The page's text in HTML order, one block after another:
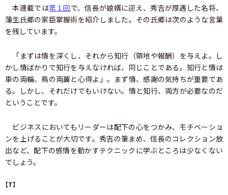
本連載では第１回で、信長が娘婿に迎え、秀吉が厚遇した名将、
蒲生氏郷の家臣掌握術を紹介しました。その氏郷は次のような言葉
を残しています。
「まずは情を深くし、それから知行（領地や報酬）を与えよ。し
かし情ばかりで知行を与えなければ、同じことである。知行と情は
車の両輪、鳥の両翼と心得よ」。まず情、感謝の気持ちが重要であ
る。しかし、それだけでもいけない。情と知行、両方が必要なのだ
ということです。
ビジネスにおいてもリーダーは配下の心をつかみ、モチベーショ
ンを上げることが大切です。秀吉の筆まめ、信長のコレクション放
出など、配下の感情を動かすテクニックに学ぶところは少なくない
でしょう。
【T】